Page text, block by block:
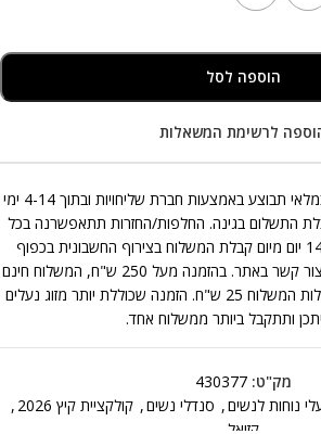
הוספה לסל
לרשימת המשאלות
אספקת המוצרים המצויים במלאי תבוצע באמצעות חברת שליחויות ובתוך 4-14 ימי
התשלום בגינה. החלפות/החזרות תתאפשרנה בכל
אחת מחנויות הרשת תוך 14 יום מיום קבלת המשלוח בצירוף החשבונית בכפוף
לתקנון או בפניה אלינו דרך צור קשר באתר. בהזמנה מעל 250 ש"ח, המשלוח חינם
ובסכום נמוך מ 250 ש"ח עלות המשלוח 25 ש"ח. הזמנה שכוללת יותר מזוג נעלים
ותתקבל ביותר ממשלוח אחד.
מק"ט:430377
נוחות לנשים, סנדלי נשים, קולקציית קיץ 2026
,
קזואל